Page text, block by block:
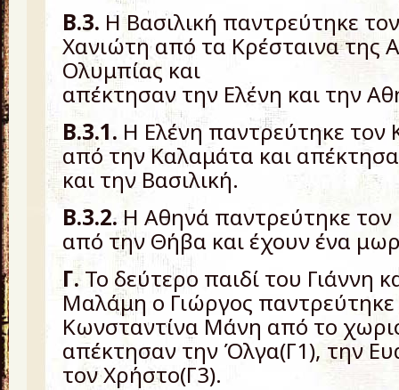
Β.3. Η Βασιλική παντρεύτηκε
Χανιώτη από τα Κρέσταινα της
Ολυμπίας και
απέκτησαν την Ελένη και την
Β.3.1. Η Ελένη παντρεύτηκε τον
από την Καλαμάτα και
και την Βασιλική.
Β.3.2. Η Αθηνά παντρεύτηκε
από την Θήβα και έχουν ένα
Γ.Το δεύτερο παιδί του Γιάννη
Μαλάμη ο Γιώργος
Κωνσταντίνα Μάνη από το
απέκτησαν την Όλγα(Γ1), την
τον Χρήστο(Γ3).